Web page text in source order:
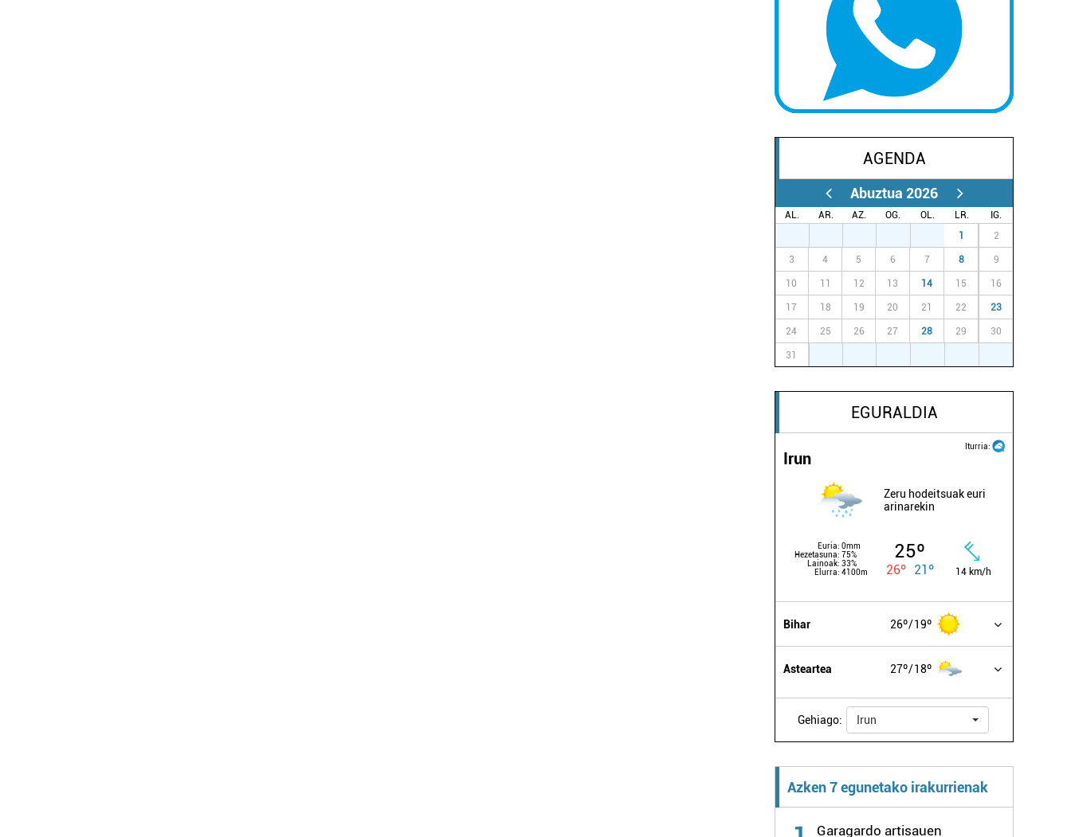
AGENDA
Abuztua 2026
AL. AR. AZ. OG. OL. LR.
IG.
1 2
3 4 5 6 7 8 9
10 11 12 13 14 15 16
17 18 19 20 21 22 23
24 25 26 27 28 29 30
31
EGURALDIA
Iturria:
Irun
Zeru hodeitsuak euri
arinarekin
Euria: 0mm
Hezetasuna: 75%
Lainoak: 33%
Elurra: 4100m
25º
26º 21º 14 km/h
Bihar 26º 19º
Asteartea 27º 18º
Gehiago: Irun
Azken 7 egunetako irakurrienak
Garagardo artisauen